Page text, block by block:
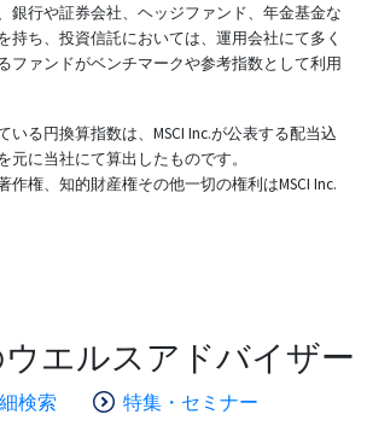
銀行や証券会社、ヘッジファンド、年金基金な
持ち、投資信託においては、運用会社にて多く
ファンドがベンチマークや参考指数として利用
いる円換算指数は、MSCI Inc.が公表する配当込
元に当社にて算出したものです。
作権、知的財産権その他一切の権利はMSCI Inc.
エルスアドバイザー
検索
特集・セミナー